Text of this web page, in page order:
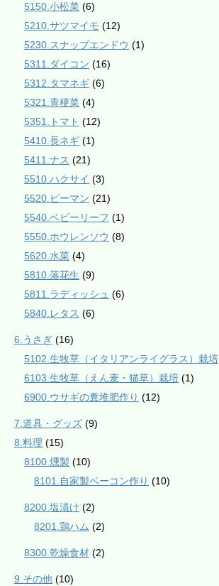
5150.小松菜 (6)
5210.サツマイモ (12)
5230.スナップエンドウ (1)
5311.ダイコン (16)
5312.タマネギ (6)
5321.青梗菜 (4)
5351.トマト (12)
5410.長ネギ (1)
5411.ナス (21)
5510.ハクサイ (3)
5520.ピーマン (21)
5540.ベビーリーフ (1)
5550.ホウレンソウ (8)
5620.水菜 (4)
5810.落花生 (9)
5811.ラディッシュ (6)
5840.レタス (6)
6.うさぎ (16)
5102.生牧草（イタリアンライグラス）栽培
6103.生牧草（えん麦・猫草）栽培 (1)
6900.ウサギの糞堆肥作り (12)
7.道具・グッズ (9)
8.料理 (15)
8100.燻製 (10)
8101.自家製ベーコン作り (10)
8200.塩漬け (2)
8201.鶏ハム (2)
8300.乾燥食材 (2)
9.その他 (10)